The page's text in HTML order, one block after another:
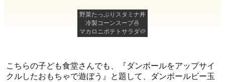
野菜たっぷりスタミナ丼
冷製コーンスープ🍜
マカロニポテトサラダ🥔
こちらの子ども食堂さんでも、『ダンボールをアップサイ
クルしたおもちゃで遊ぼう』と題して、ダンボールビー玉